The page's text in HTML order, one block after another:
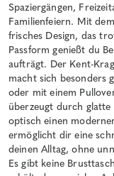
Spaziergängen,
Familienfeiern. Mit
frisches Design, das
Passform genießt du
aufträgt. Der Kent-
macht sich besonders
oder mit einem
überzeugt durch
optisch einen
ermöglicht dir eine
deinen Alltag, ohne
Es gibt keine